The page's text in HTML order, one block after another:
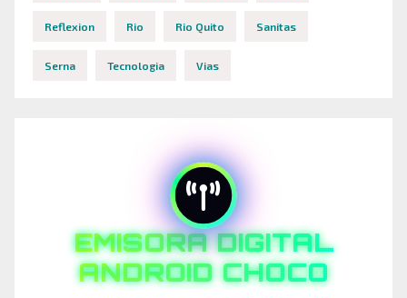
Reflexion Rio Rio Quito Sanitas
Serna Tecnologia Vias
EMISORA DIGITAL
ANDROID CHOCO